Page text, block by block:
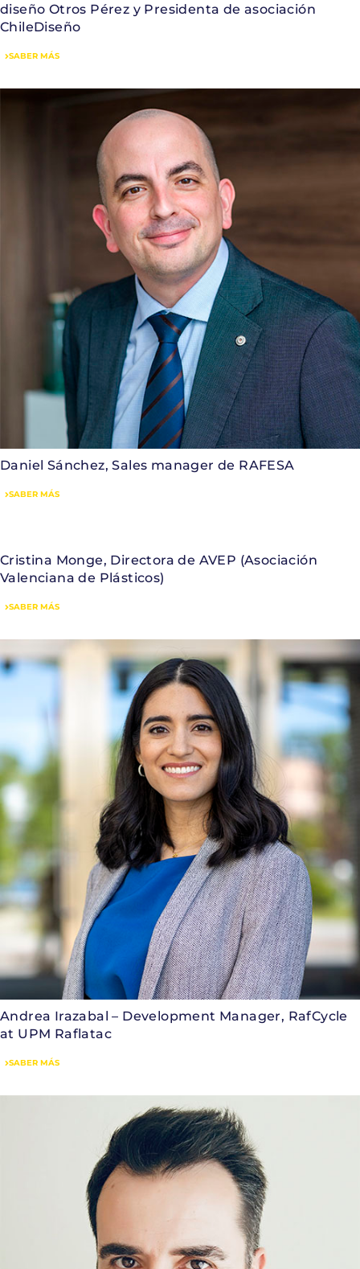
diseño Otros Pérez y Presidenta de asociación
ChileDiseño
SABER MÁS
Daniel Sánchez, Sales manager de RAFESA
SABER MÁS
Cristina Monge, Directora de AVEP (Asociación
Valenciana de Plásticos)
SABER MÁS
Andrea Irazabal – Development Manager, RafCycle
at UPM Raflatac
SABER MÁS